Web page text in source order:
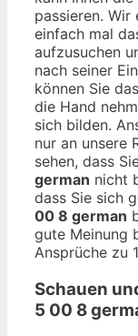
passieren. Wir
einfach mal
aufzusuchen
nach seiner
können Sie das
die Hand
sich bilden.
nur an unsere
sehen, dass
german nicht
dass Sie sich
00 8 german
gute Meinung
Ansprüche zu
Schauen
5 00 8